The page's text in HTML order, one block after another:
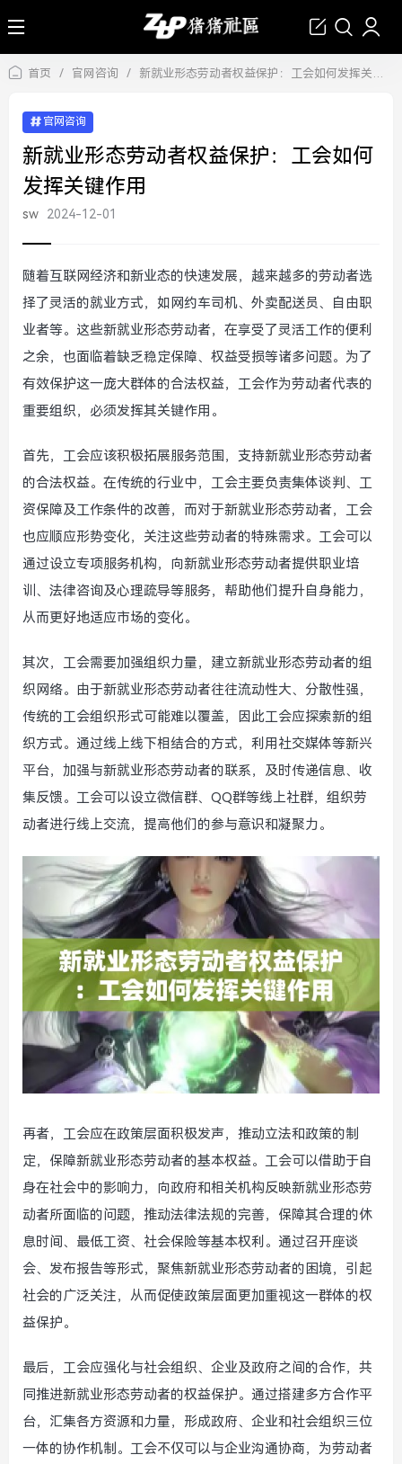
首页 / 官网咨询 / 新就业形态劳动者权益保护：工会如何发挥关键作用
官网咨询
新就业形态劳动者权益保护：工会如何
发挥关键作用
sw 2024-12-01
随着互联网经济和新业态的快速发展，越来越多的劳动者选
择了灵活的就业方式，如网约车司机、外卖配送员、自由职
业者等。这些新就业形态劳动者，在享受了灵活工作的便利
之余，也面临着缺乏稳定保障、权益受损等诸多问题。为了
有效保护这一庞大群体的合法权益，工会作为劳动者代表的
重要组织，必须发挥其关键作用。
首先，工会应该积极拓展服务范围，支持新就业形态劳动者
的合法权益。在传统的行业中，工会主要负责集体谈判、工
资保障及工作条件的改善，而对于新就业形态劳动者，工会
也应顺应形势变化，关注这些劳动者的特殊需求。工会可以
通过设立专项服务机构，向新就业形态劳动者提供职业培
训、法律咨询及心理疏导等服务，帮助他们提升自身能力，
从而更好地适应市场的变化。
其次，工会需要加强组织力量，建立新就业形态劳动者的组
织网络。由于新就业形态劳动者往往流动性大、分散性强，
传统的工会组织形式可能难以覆盖，因此工会应探索新的组
织方式。通过线上线下相结合的方式，利用社交媒体等新兴
平台，加强与新就业形态劳动者的联系，及时传递信息、收
集反馈。工会可以设立微信群、QQ群等线上社群，组织劳
动者进行线上交流，提高他们的参与意识和凝聚力。
再者，工会应在政策层面积极发声，推动立法和政策的制
定，保障新就业形态劳动者的基本权益。工会可以借助于自
身在社会中的影响力，向政府和相关机构反映新就业形态劳
动者所面临的问题，推动法律法规的完善，保障其合理的休
息时间、最低工资、社会保险等基本权利。通过召开座谈
会、发布报告等形式，聚焦新就业形态劳动者的困境，引起
社会的广泛关注，从而促使政策层面更加重视这一群体的权
益保护。
最后，工会应强化与社会组织、企业及政府之间的合作，共
同推进新就业形态劳动者的权益保护。通过搭建多方合作平
台，汇集各方资源和力量，形成政府、企业和社会组织三位
一体的协作机制。工会不仅可以与企业沟通协商，为劳动者